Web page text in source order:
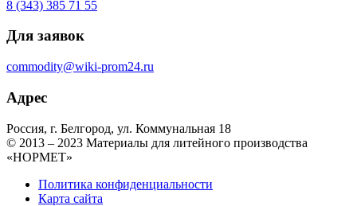
8 (343) 385 71 55
Для заявок
commodity@wiki-prom24.ru
Адрес
Россия, г. Белгород, ул. Коммунальная 18
© 2013 – 2023 Материалы для литейного производства
«НОРМЕТ»
Политика конфиденциальности
Карта сайта